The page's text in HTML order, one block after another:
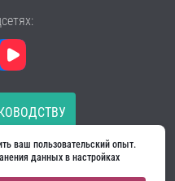
компании
межкомнатные двери
ваш пользовательский опыт.
данных в настройках